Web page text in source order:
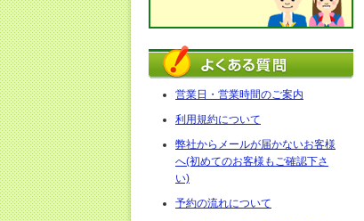
営業日・営業時間のご案内
利用規約について
弊社からメールが届かないお客様
へ(初めてのお客様もご確認下さ
い)
予約の流れについて